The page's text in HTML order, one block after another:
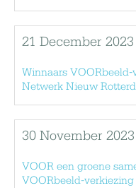
21 December 2023
Winnaars
Netwerk Nieuw
30 November 2023
VOOR een groene
VOORbeeld-verkiezing